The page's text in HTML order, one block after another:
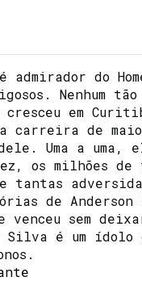
admirador do
Nenhum
cresceu em
carreira de
Uma a uma,
os milhões de
de Anderson
venceu sem
Silva é um